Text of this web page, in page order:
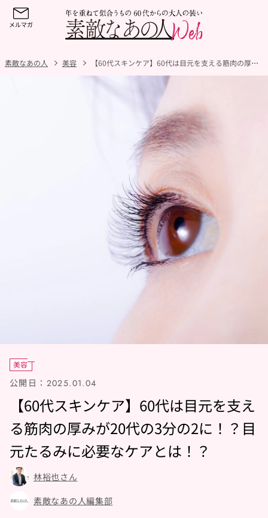
素敵なあの人 美容 【60代スキンケア】60代は目元を支える筋肉の厚みが20代の3分の2に！？目元たるみに必要なケアとは！？
美容
公開日： 2025.01.04
【60代スキンケア】60代は目元を支え
る筋肉の厚みが20代の3分の2に！？目
元たるみに必要なケアとは！？
林裕也さん
素敵なあの人編集部